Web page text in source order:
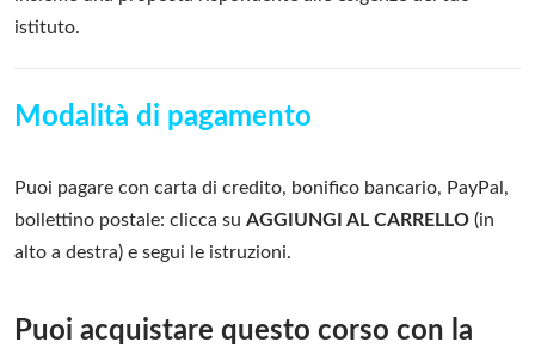
istituto.
Modalità di pagamento
Puoi pagare con carta di credito, bonifico bancario, PayPal,
bollettino postale: clicca su AGGIUNGI AL CARRELLO (in
alto a destra) e segui le istruzioni.
Puoi acquistare questo corso con la